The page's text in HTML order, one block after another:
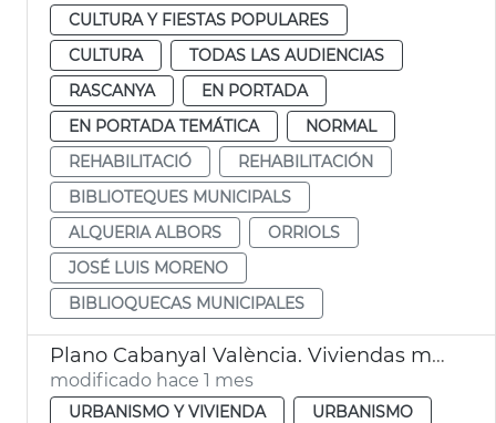
CULTURA Y FIESTAS POPULARES
CULTURA
TODAS LAS AUDIENCIAS
RASCANYA
EN PORTADA
EN PORTADA TEMÁTICA
NORMAL
REHABILITACIÓ
REHABILITACIÓN
BIBLIOTEQUES MUNICIPALS
ALQUERIA ALBORS
ORRIOLS
JOSÉ LUIS MORENO
BIBLIOQUECAS MUNICIPALES
Plano Cabanyal València. Viviendas municipales
modificado hace 1 mes
URBANISMO Y VIVIENDA
URBANISMO